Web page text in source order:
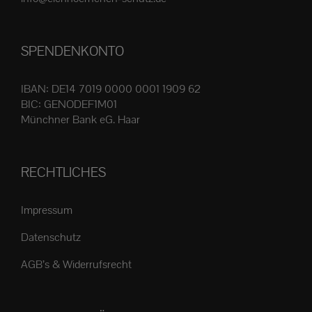
werden
SPENDENKONTO
IBAN: DE14 7019 0000 0001 1909 62
BIC: GENODEF1M01
Münchner Bank eG. Haar
RECHTLICHES
Impressum
Datenschutz
AGB’s & Widerrufsrecht